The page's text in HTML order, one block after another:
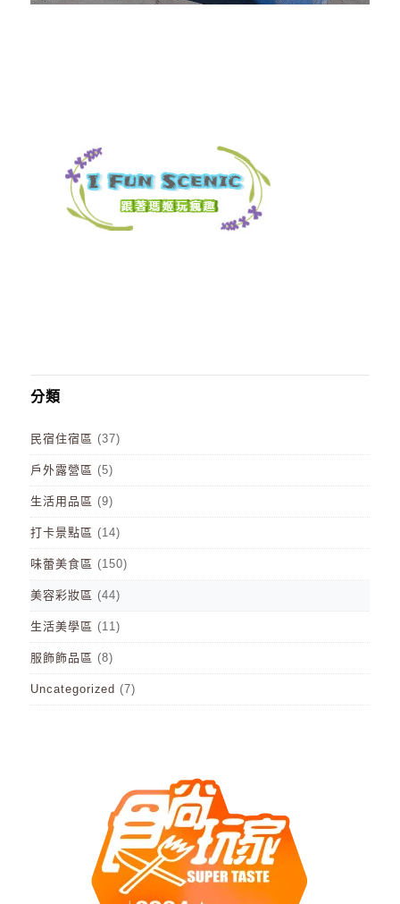
分類
民宿住宿區 (37)
戶外露營區 (5)
生活用品區 (9)
打卡景點區 (14)
味蕾美食區 (150)
美容彩妝區 (44)
生活美學區 (11)
服飾飾品區 (8)
Uncategorized (7)